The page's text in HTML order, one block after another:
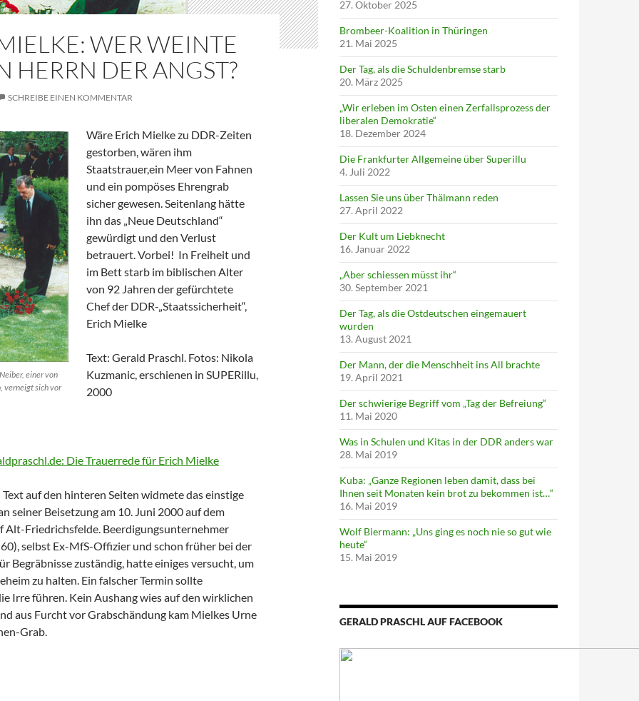
WER WEINTE
HERRN DER ANGST?
SCHREIBE EINEN KOMMENTAR
einer von
verneigt sich vor
Wäre Erich Mielke zu DDR-Zeiten
gestorben, wären ihm
Staatstrauer,ein Meer von Fahnen
und ein pompöses Ehrengrab
sicher gewesen. Seitenlang hätte
ihn das „Neue Deutschland“
gewürdigt und den Verlust
betrauert. Vorbei! In Freiheit und
im Bett starb im biblischen Alter
von 92 Jahren der gefürchtete
Chef der DDR-„Staatssicherheit“,
Erich Mielke
Text: Gerald Praschl. Fotos: Nikola
Kuzmanic, erschienen in SUPERillu,
2000
Die Trauerrede für Erich Mielke
auf den hinteren Seiten widmete das einstige
seiner Beisetzung am 10. Juni 2000 auf dem
Alt-Friedrichsfelde. Beerdigungsunternehmer
selbst Ex-MfS-Offizier und schon früher bei der
Begräbnisse zuständig, hatte einiges versucht, um
zu halten. Ein falscher Termin sollte
Irre führen. Kein Aushang wies auf den wirklichen
aus Furcht vor Grabschändung kam Mielkes Urne
Grab.
weinte um den Herrn der Angst?
27. Oktober 2025
Brombeer-Koalition in Thüringen
21. Mai 2025
Der Tag, als die Schuldenbremse starb
20. März 2025
„Wir erleben im Osten einen Zerfallsprozess der
liberalen Demokratie“
18. Dezember 2024
Die Frankfurter Allgemeine über Superillu
4. Juli 2022
Lassen Sie uns über Thälmann reden
27. April 2022
Der Kult um Liebknecht
16. Januar 2022
„Aber schiessen müsst ihr“
30. September 2021
Der Tag, als die Ostdeutschen eingemauert
wurden
13. August 2021
Der Mann, der die Menschheit ins All brachte
19. April 2021
Der schwierige Begriff vom „Tag der Befreiung“
11. Mai 2020
Was in Schulen und Kitas in der DDR anders war
28. Mai 2019
Kuba: „Ganze Regionen leben damit, dass bei
Ihnen seit Monaten kein brot zu bekommen ist…“
16. Mai 2019
Wolf Biermann: „Uns ging es noch nie so gut wie
heute“
15. Mai 2019
GERALD PRASCHL AUF FACEBOOK